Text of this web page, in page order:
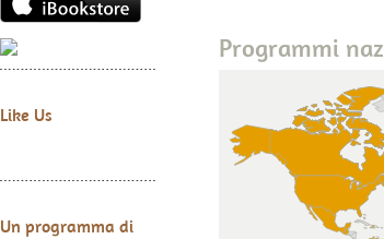
Like Us
Un programma di
Programmi